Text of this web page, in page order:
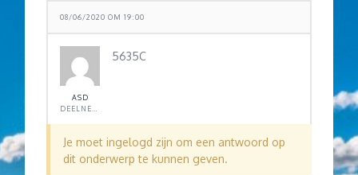
08/06/2020 OM 19:00
ASD
5635C
Je moet ingelogd zijn om een antwoord op
dit onderwerp te kunnen geven.